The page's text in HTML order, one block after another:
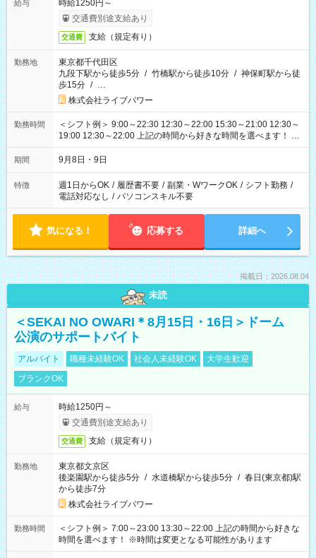
給与
時給1250円～
交通費別途支給あり
交通費 支給（規定有り）
勤務地
東京都千代田区
九段下駅から徒歩5分 / 竹橋駅から徒歩10分 / 神保町駅から徒
歩15分 / …
株式会社ライブパワー
勤務時間
＜シフト例＞ 9:00～22:30 12:30～22:00 15:30～21:00 12:30～
19:00 12:30～22:00 上記の時間から好きな時間を選べます！ ※
時間は変更となる可能性があります
期間 9月8日・9日
特徴 週1日からOK / 履歴書不要 / 副業・WワークOK / シフト勤務 /
電話対応なし / パソコンスキル不要
気になる！ 応募する 詳細へ
掲載日：2026.08.04
未読
＜SEKAI NO OWARI＊8月15日・16日＞ドーム
公演のサポートバイト
アルバイト 職種未経験OK 社会人未経験OK
大学生歓迎
ブランクOK
給与
時給1250円～
交通費別途支給あり
交通費 支給（規定有り）
勤務地
東京都文京区
後楽園駅から徒歩5分 / 水道橋駅から徒歩5分 / 春日(東京都)駅
から徒歩7分
株式会社ライブパワー
勤務時間
＜シフト例＞ 7:00～23:00 13:30～22:00 上記の時間から好きな
時間を選べます！ ※時間は変更となる可能性があります